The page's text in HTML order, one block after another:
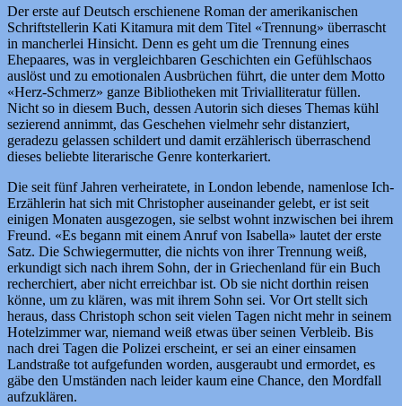
Der erste auf Deutsch erschienene Roman der amerikanischen
Schriftstellerin Kati Kitamura mit dem Titel «Trennung» überrascht
in mancherlei Hinsicht. Denn es geht um die Trennung eines
Ehepaares, was in vergleichbaren Geschichten ein Gefühlschaos
auslöst und zu emotionalen Ausbrüchen führt, die unter dem Motto
«Herz-Schmerz» ganze Bibliotheken mit Trivialliteratur füllen.
Nicht so in diesem Buch, dessen Autorin sich dieses Themas kühl
sezierend annimmt, das Geschehen vielmehr sehr distanziert,
geradezu gelassen schildert und damit erzählerisch überraschend
dieses beliebte literarische Genre konterkariert.
Die seit fünf Jahren verheiratete, in London lebende, namenlose Ich-
Erzählerin hat sich mit Christopher auseinander gelebt, er ist seit
einigen Monaten ausgezogen, sie selbst wohnt inzwischen bei ihrem
Freund. «Es begann mit einem Anruf von Isabella» lautet der erste
Satz. Die Schwiegermutter, die nichts von ihrer Trennung weiß,
erkundigt sich nach ihrem Sohn, der in Griechenland für ein Buch
recherchiert, aber nicht erreichbar ist. Ob sie nicht dorthin reisen
könne, um zu klären, was mit ihrem Sohn sei. Vor Ort stellt sich
heraus, dass Christoph schon seit vielen Tagen nicht mehr in seinem
Hotelzimmer war, niemand weiß etwas über seinen Verbleib. Bis
nach drei Tagen die Polizei erscheint, er sei an einer einsamen
Landstraße tot aufgefunden worden, ausgeraubt und ermordet, es
gäbe den Umständen nach leider kaum eine Chance, den Mordfall
aufzuklären.